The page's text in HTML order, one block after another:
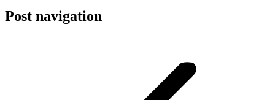
Post navigation